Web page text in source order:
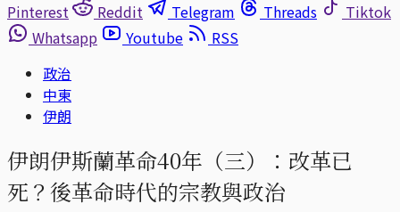
Pinterest
Reddit Telegram Threads
Tiktok
Whatsapp
Youtube
RSS
政治
中東
伊朗
伊朗伊斯蘭革命40年（三）：改革已
死？後革命時代的宗教與政治